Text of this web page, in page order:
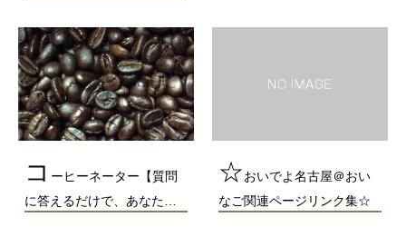
コ ーヒーネーター【質問
に答えるだけで、あなた…
☆おいでよ名古屋＠おい
なご関連ページリンク集☆